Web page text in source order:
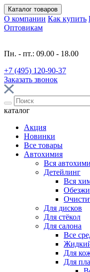
Каталог товаров
О компании Как купить
Оптовикам
Пн. - пт.: 09.00 - 18.00
+7 (495) 120-90-37
Заказать звонок
каталог
Акция
Новинки
Все товары
Автохимия
Вся
Детейлинг
Вся
Для дисков
Для стёкол
Для салона
Все
Для
Для